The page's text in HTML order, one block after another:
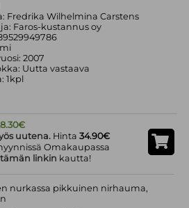
Fredrika Wilhelmina Carstens
Faros-kustannus oy
2007
Uutta vastaava
1kpl
uutena. Hinta34.90€
Omakaupassa
tämän linkin kautta!
nurkassa pikkuinen nirhauma,